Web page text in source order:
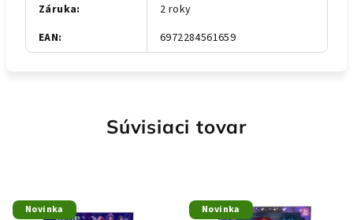
Záruka:
2 roky
EAN: 6972284561659
Súvisiaci tovar
Novinka Novinka